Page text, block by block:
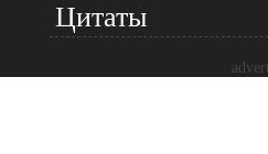
Цитаты